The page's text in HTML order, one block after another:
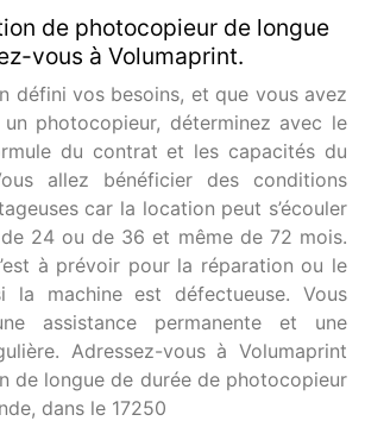
de photocopieur de longue
vous à Volumaprint.
défini vos besoins, et que vous avez
photocopieur, déterminez avec le
du contrat et les capacités du
allez bénéficier des conditions
car la location peut s’écouler
24 ou de 36 et même de 72 mois.
à prévoir pour la réparation ou le
la machine est défectueuse. Vous
assistance permanente et une
Adressez-vous à Volumaprint
de longue de durée de photocopieur
dans le 17250